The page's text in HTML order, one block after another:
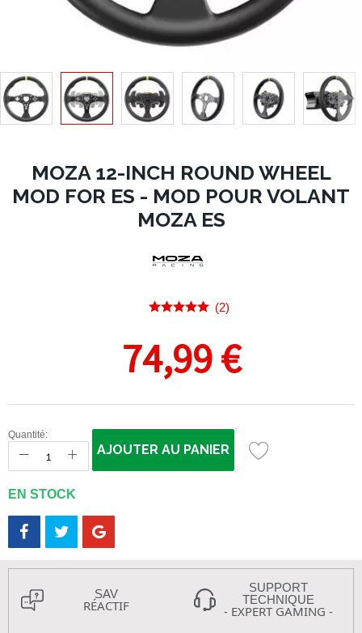
MOZA 12-INCH ROUND WHEEL
MOD FOR ES - MOD POUR VOLANT
MOZA ES
(2)
74,99 €
Quantité:
AJOUTER AU PANIER
EN STOCK
SAV
RÉACTIF
SUPPORT
TECHNIQUE
- EXPERT GAMING -